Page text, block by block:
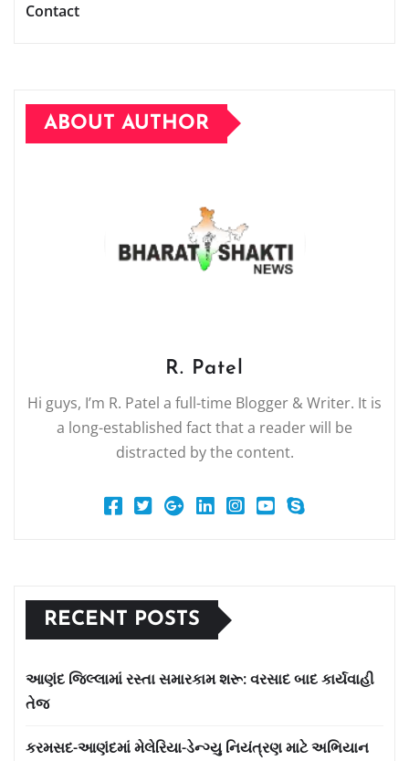
Contact
ABOUT AUTHOR
R. Patel
Hi guys, I’m R. Patel a full-time Blogger & Writer. It is
a long-established fact that a reader will be
distracted by the content.
RECENT POSTS
આણંદ જિલ્લામાં રસ્તા સમારકામ શરૂ: વરસાદ બાદ કાર્યવાહી
તેજ
કરમસદ-આણંદમાં મેલેરિયા-ડેન્ગ્યુ નિયંત્રણ માટે અભિયાન